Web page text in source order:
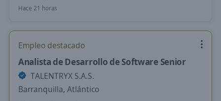
Hace 21 horas
Empleo destacado
Analista de Desarrollo de Software Senior
TALENTRYX S.A.S.
Barranquilla, Atlántico